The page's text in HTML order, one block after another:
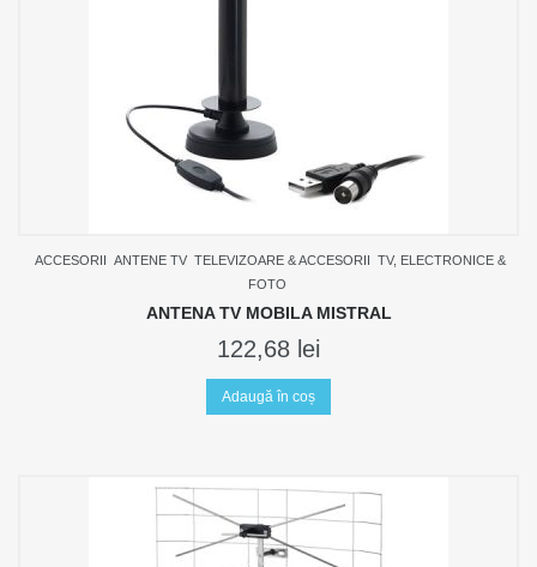
ACCESORII ANTENE TV TELEVIZOARE & ACCESORII TV, ELECTRONICE &
FOTO
ANTENA TV MOBILA MISTRAL
122,68 lei
Adaugă în coș